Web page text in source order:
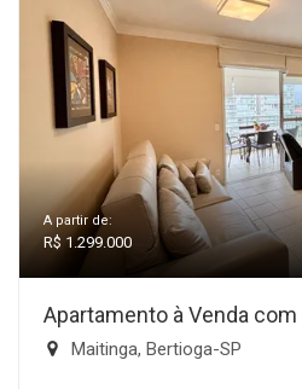
A partir de:
R$ 1.299.000
Apartamento à Venda
Maitinga, Bertioga-SP